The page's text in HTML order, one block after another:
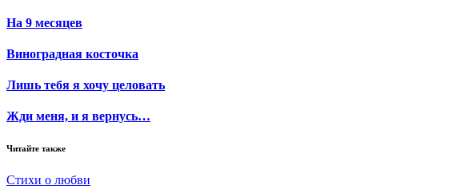
На 9 месяцев
Виноградная косточка
Лишь тебя я хочу целовать
Жди меня, и я вернусь…
Читайте также
Стихи о любви